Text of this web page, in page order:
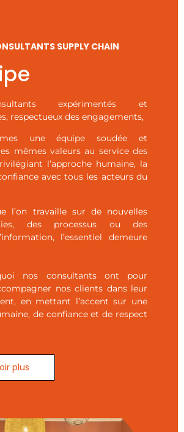
SUPPLY CHAIN
expérimentés et
respectueux des engagements,
une équipe soudée et
mêmes valeurs au service des
l’approche humaine, la
avec tous les acteurs du
l’on travaille sur de nouvelles
des processus ou des
l’essentiel demeure
nos consultants ont pour
nos clients dans leur
en mettant l’accent sur une
de confiance et de respect
plus